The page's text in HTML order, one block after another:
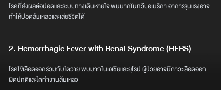
โรคที่ส่งผลต่อปอดและระบบทางเดินหายใจ พบมากในทวีปอเมริกา อาการรุนแรงอาจ
ทำให้ปอดล้มเหลวและเสียชีวิตได้
2. Hemorrhagic Fever with Renal Syndrome (HFRS)
โรคไข้เลือดออกร่วมกับไตวาย พบมากในเอเชียและยุโรป ผู้ป่วยอาจมีภาวะเลือดออก
ผิดปกติและไตทำงานล้มเหลว